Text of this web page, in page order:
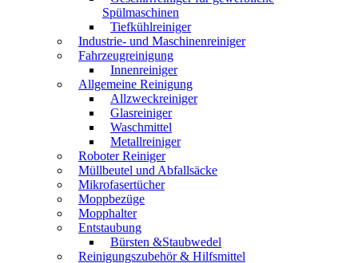
Spülmaschinen
Tiefkühlreiniger
Industrie- und Maschinenreiniger
Fahrzeugreinigung
Innenreiniger
Allgemeine Reinigung
Allzweckreiniger
Glasreiniger
Waschmittel
Metallreiniger
Roboter Reiniger
Müllbeutel und Abfallsäcke
Mikrofasertücher
Moppbezüge
Mopphalter
Entstaubung
Bürsten &Staubwedel
Reinigungszubehör & Hilfsmittel